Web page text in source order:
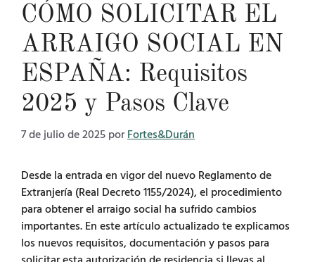
CÓMO SOLICITAR EL
ARRAIGO SOCIAL EN
ESPAÑA: Requisitos
2025 y Pasos Clave
7 de julio de 2025 porFortes&Durán
Desde la entrada en vigor del nuevo Reglamento de
Extranjería (Real Decreto 1155/2024), el procedimiento
para obtener el arraigo social ha sufrido cambios
importantes. En este artículo actualizado te explicamos
los nuevos requisitos, documentación y pasos para